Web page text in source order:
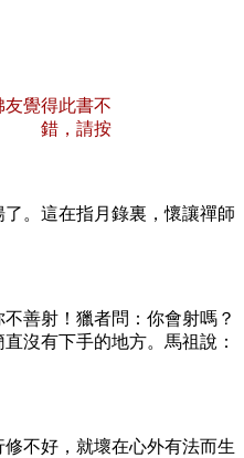
友覺得此書不
錯，請按
。這在指月錄裏，懷讓禪師
善射！獵者問：你會射嗎？
沒有下手的地方。馬祖說：
不好，就壞在心外有法而生